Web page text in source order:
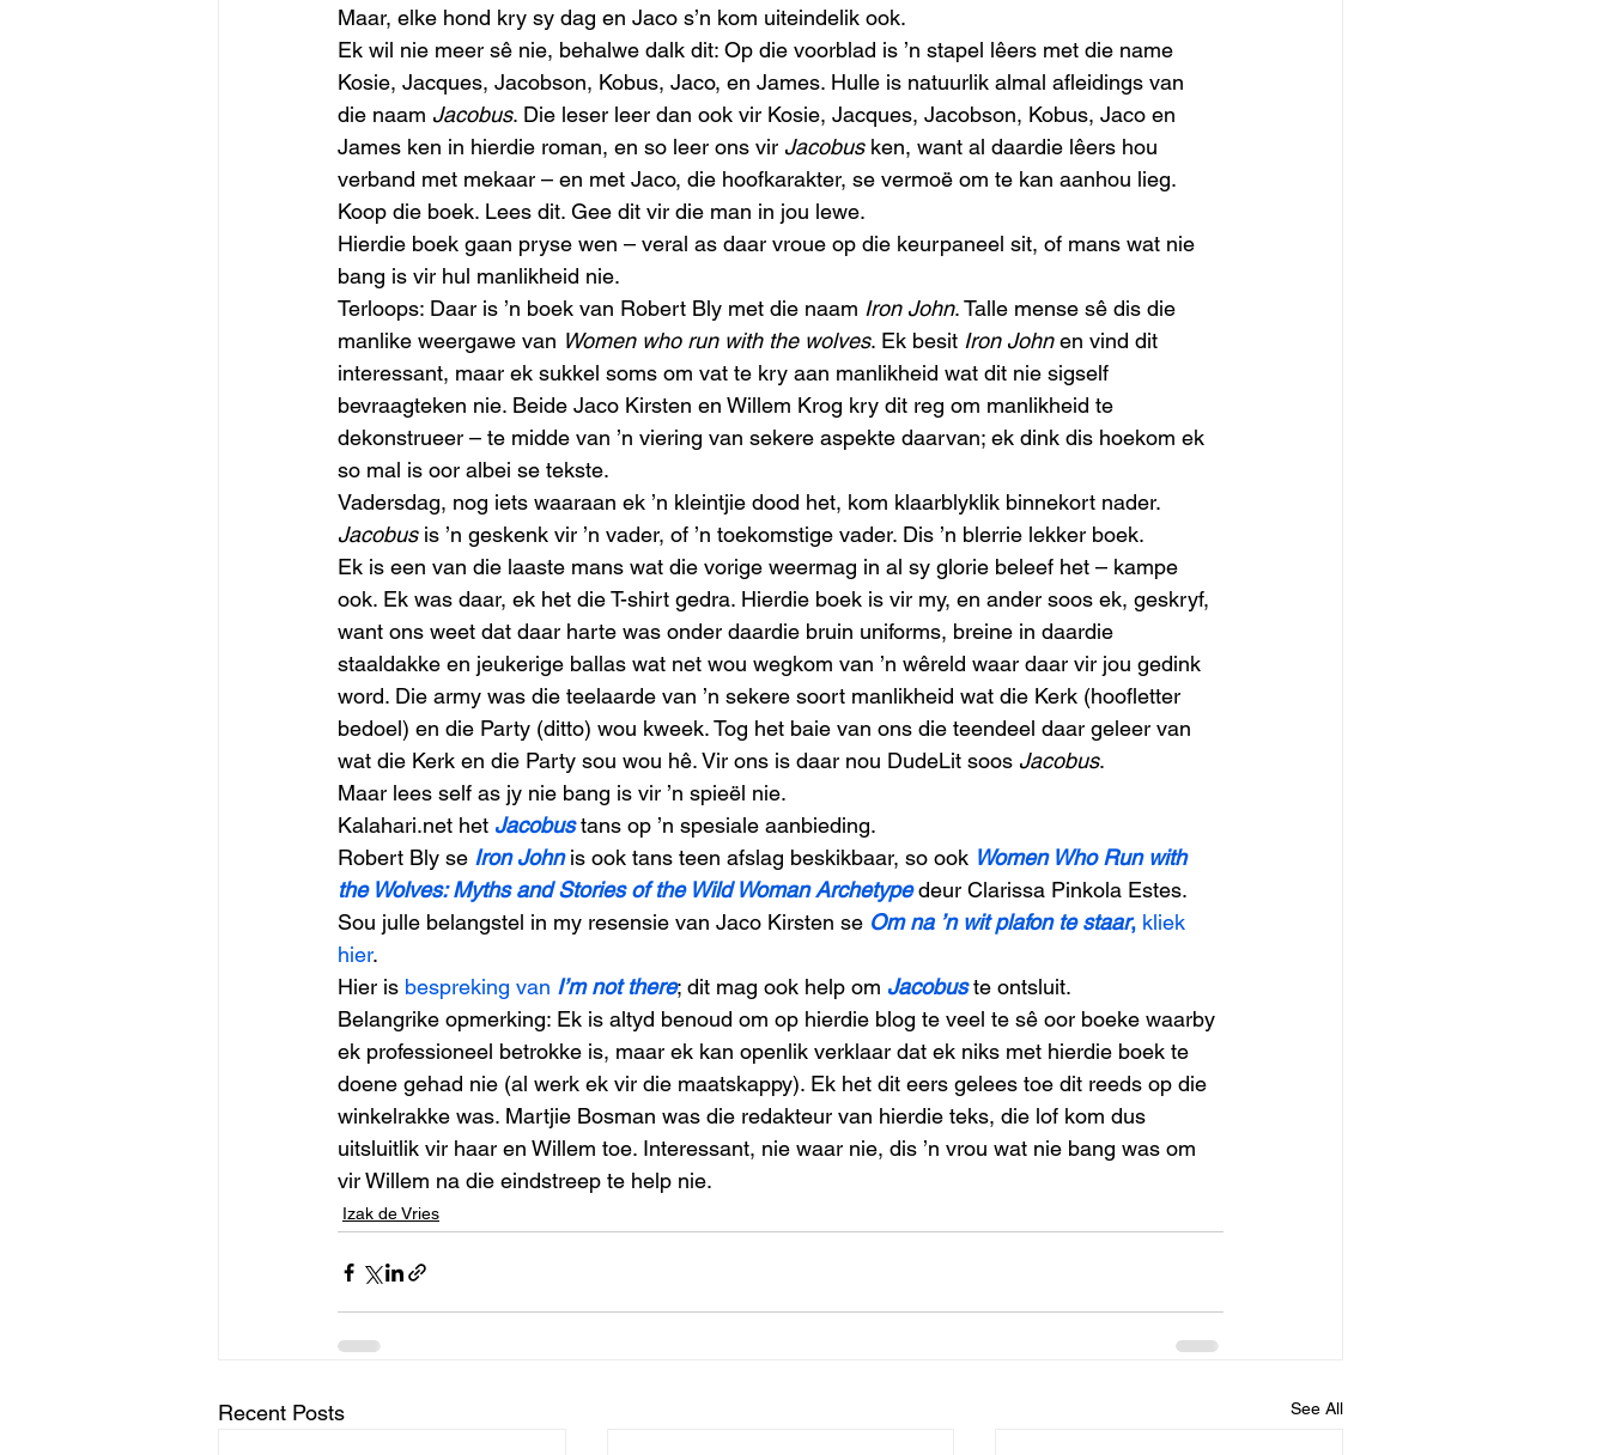
Maar, elke hond kry sy dag en Jaco s’n kom uiteindelik ook.
Ek wil nie meer sê nie, behalwe dalk dit: Op die voorblad is ’n stapel lêers met die name
Kosie, Jacques, Jacobson, Kobus, Jaco, en James. Hulle is natuurlik almal afleidings van
die naam Jacobus. Die leser leer dan ook vir Kosie, Jacques, Jacobson, Kobus, Jaco en
James ken in hierdie roman, en so leer ons vir Jacobus ken, want al daardie lêers hou
verband met mekaar – en met Jaco, die hoofkarakter, se vermoë om te kan aanhou lieg.
Koop die boek. Lees dit. Gee dit vir die man in jou lewe.
Hierdie boek gaan pryse wen – veral as daar vroue op die keurpaneel sit, of mans wat nie
bang is vir hul manlikheid nie.
Terloops: Daar is ’n boek van Robert Bly met die naam Iron John. Talle mense sê dis die
manlike weergawe van Women who run with the wolves. Ek besit Iron John en vind dit
interessant, maar ek sukkel soms om vat te kry aan manlikheid wat dit nie sigself
bevraagteken nie. Beide Jaco Kirsten en Willem Krog kry dit reg om manlikheid te
dekonstrueer – te midde van ’n viering van sekere aspekte daarvan; ek dink dis hoekom ek
so mal is oor albei se tekste.
Vadersdag, nog iets waaraan ek ’n kleintjie dood het, kom klaarblyklik binnekort nader.
Jacobus is ’n geskenk vir ’n vader, of ’n toekomstige vader. Dis ’n blerrie lekker boek.
Ek is een van die laaste mans wat die vorige weermag in al sy glorie beleef het – kampe
ook. Ek was daar, ek het die T-shirt gedra. Hierdie boek is vir my, en ander soos ek, geskryf,
want ons weet dat daar harte was onder daardie bruin uniforms, breine in daardie
staaldakke en jeukerige ballas wat net wou wegkom van ’n wêreld waar daar vir jou gedink
word. Die army was die teelaarde van ’n sekere soort manlikheid wat die Kerk (hoofletter
bedoel) en die Party (ditto) wou kweek. Tog het baie van ons die teendeel daar geleer van
wat die Kerk en die Party sou wou hê. Vir ons is daar nou DudeLit soos Jacobus.
Maar lees self as jy nie bang is vir ’n spieël nie.
Kalahari.net het Jacobus tans op ’n spesiale aanbieding.
Robert Bly se Iron John is ook tans teen afslag beskikbaar, so ook Women Who Run with
the Wolves: Myths and Stories of the Wild Woman Archetype deur Clarissa Pinkola Estes.
Sou julle belangstel in my resensie van Jaco Kirsten se Om na ’n wit plafon te staar, kliek
hier.
Hier is bespreking van I’m not there; dit mag ook help om Jacobus te ontsluit.
Belangrike opmerking: Ek is altyd benoud om op hierdie blog te veel te sê oor boeke waarby
ek professioneel betrokke is, maar ek kan openlik verklaar dat ek niks met hierdie boek te
doene gehad nie (al werk ek vir die maatskappy). Ek het dit eers gelees toe dit reeds op die
winkelrakke was. Martjie Bosman was die redakteur van hierdie teks, die lof kom dus
uitsluitlik vir haar en Willem toe. Interessant, nie waar nie, dis ’n vrou wat nie bang was om
vir Willem na die eindstreep te help nie.
Izak de Vries
Recent Posts See All